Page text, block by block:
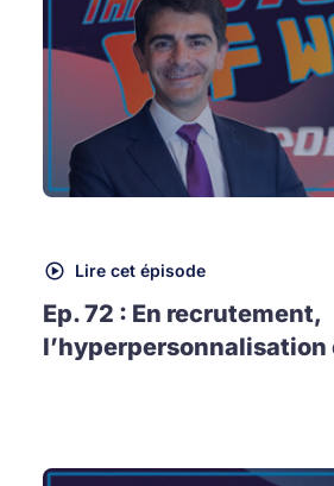
Lire cet épisode
Ep. 72 : En recrutement,
l’hyperpersonnalisation